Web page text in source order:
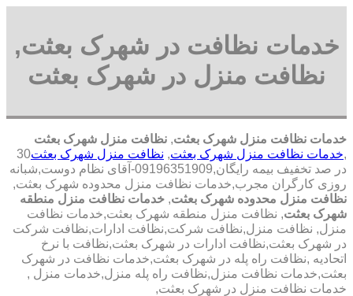
خدمات نظافت در شهرک بعثت,
نظافت منزل در شهرک بعثت
خدمات نظافت منزل شهرک بعثت, نظافت منزل شهرک بعثت
,خدمات نظافت منزل شهرک بعثت, نظافت منزل شهرک بعثت30
در صد تخفیف بیمه رایگان,09196351909-آقای نظام دوست,شبانه
روزی کارگران مجرب,خدمات نظافت منزل محدوده شهرک بعثت,
نظافت منزل محدوده شهرک بعثت, خدمات نظافت منزل منطقه
شهرک بعثت, نظافت منزل منطقه شهرک بعثت,خدمات نظافت
منزل, نظافت منزل,نظافت شرکت,نظافت ادارات,نظافت شرکت
در شهرک بعثت,نظافت ادارات در شهرک بعثت,نظافت با نرخ
اتحادیه ,نظافت راه پله در شهرک بعثت,خدمات نظافت در شهرک
بعثت,خدمات نظافت منزل,نظافت راه پله منزل,خدمات منزل ,
خدمات نظافت منزل در شهرک بعثت,